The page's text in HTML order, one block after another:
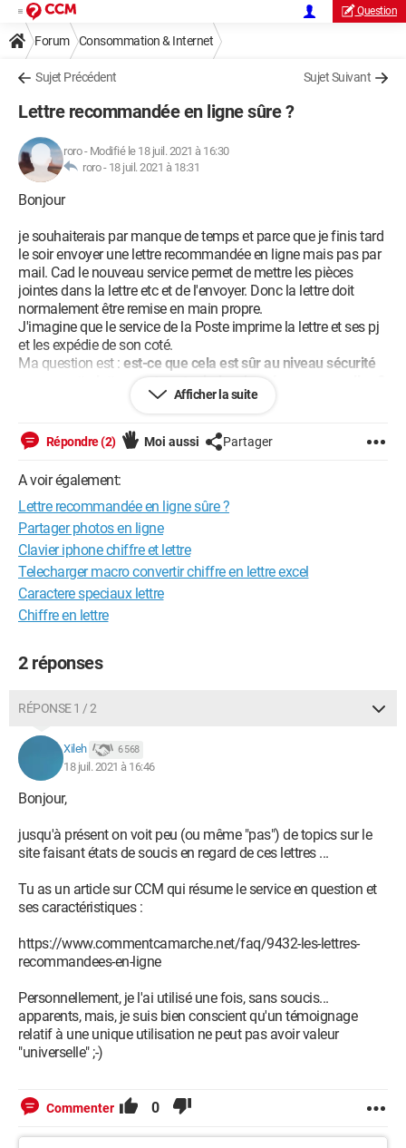
Question
Forum Consommation & Internet
Sujet Précédent Sujet Suivant
Lettre recommandée en ligne sûre ?
roro- Modifié le 18 juil. 2021 à 16:30
roro - 18 juil. 2021 à 18:31
Bonjour
je souhaiterais par manque de temps et parce que je finis tard
le soir envoyer une lettre recommandée en ligne mais pas par
mail. Cad le nouveau service permet de mettre les pièces
jointes dans la lettre etc et de l'envoyer. Donc la lettre doit
normalement être remise en main propre.
J'imagine que le service de la Poste imprime la lettre et ses pj
et les expédie de son coté.
Ma question est : est-ce que cela est sûr au niveau sécurité
vu que cette lettre peut contenir des données personnelles ?
Dans mon cas en plus c'est une modification de mon statut
Merci d'avance
Afficher la suite
Répondre (2) Moi aussi Partager
A voir également:
Lettre recommandée en ligne sûre ?
Partager photos en ligne
Clavier iphone chiffre et lettre
Telecharger macro convertir chiffre en lettre excel
Caractere speciaux lettre
Chiffre en lettre
2 réponses
RÉPONSE 1 / 2
Xileh 6 568
18 juil. 2021 à 16:46
Bonjour,
jusqu'à présent on voit peu (ou même "pas") de topics sur le
site faisant états de soucis en regard de ces lettres ...
Tu as un article sur CCM qui résume le service en question et
ses caractéristiques :
https://www.commentcamarche.net/faq/9432-les-lettres-
recommandees-en-ligne
Personnellement, je l'ai utilisé une fois, sans soucis...
apparents, mais, je suis bien conscient qu'un témoignage
relatif à une unique utilisation ne peut pas avoir valeur
"universelle" ;-)
Commenter 0